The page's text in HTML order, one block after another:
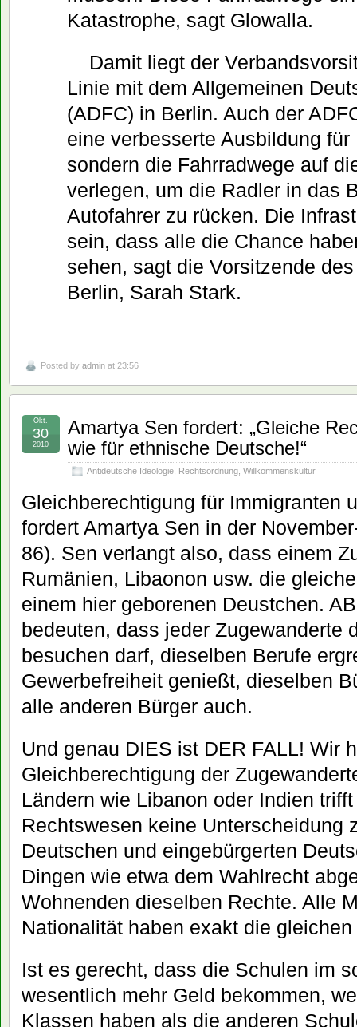
Katastrophe, sagt Glowalla.
Damit liegt der
Linie mit dem Allgemeinen
(ADFC) in Berlin. Auch der
eine verbesserte Ausbildung für
sondern die Fahrradwege auf
verlegen, um die Radler in das
Autofahrer zu rücken. Die
sein, dass alle die Chance
sehen, sagt die Vorsitzende
Berlin, Sarah Stark.
Posted by admin at 23:56
Amartya Sen fordert: „Gleiche
wie für ethnische Deutsche!“
Antideutsche Ideologie Rechtsordnung Willkommenskultur
Okt.
30
2010
Gleichberechtigung für Immigranten
fordert Amartya Sen in der
86). Sen verlangt also, dass einem
Rumänien, Libaonon usw. die
einem hier geborenen Deustchen.
bedeuten, dass jeder Zugewanderte
besuchen darf, dieselben Berufe
Gewerbefreiheit genießt, dieselben
alle anderen Bürger auch.
Und genau DIES ist DER FALL! Wir
Gleichberechtigung der
Ländern wie Libanon oder Indien
Rechtswesen keine Unterscheidung
Deutschen und eingebürgerten
Dingen wie etwa dem Wahlrecht
Wohnenden dieselben Rechte. Alle
Nationalität haben exakt die
Ist es gerecht, dass die Schulen im
wesentlich mehr Geld bekommen,
Klassen haben als die anderen